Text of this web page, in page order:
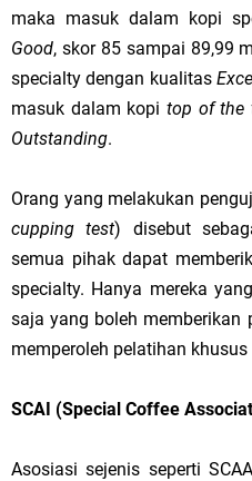
maka masuk dalam kopi
Good, skor 85 sampai 89,99
specialty dengan kualitas
masuk dalam kopi top of the
Outstanding.
Orang yang melakukan
cupping test) disebut
semua pihak dapat
specialty. Hanya mereka
saja yang boleh memberikan
memperoleh pelatihan
SCAI (Special Coffee
Asosiasi sejenis seperti